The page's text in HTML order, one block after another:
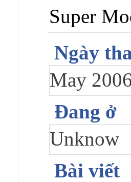
Super
Ngày
May
Đang ở
Unknow
Bài viết